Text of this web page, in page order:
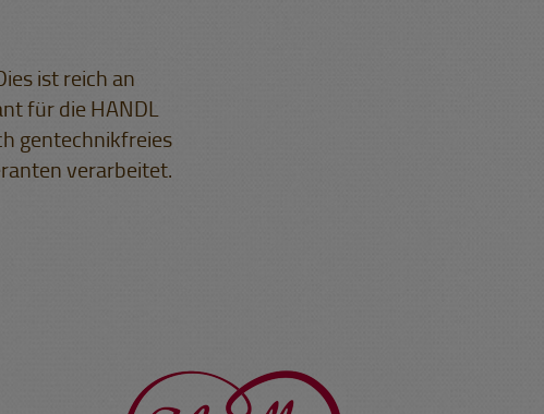
ist reich an
für die HANDL
gentechnikfreies
verarbeitet.